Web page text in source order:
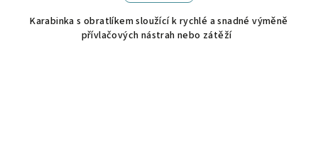
Karabinka s obratlíkem sloužící k rychlé a snadné výměně
přívlačových nástrah nebo zátěží